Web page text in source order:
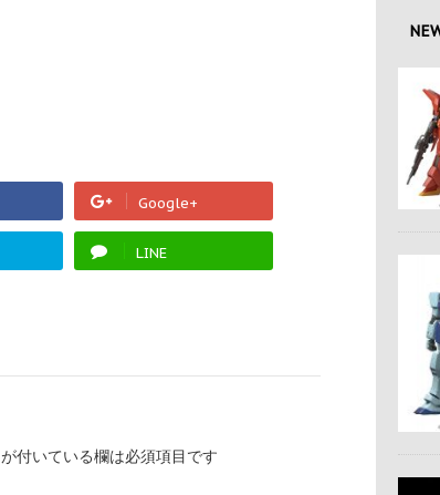
Google+
LINE
が付いている欄は必須項目です